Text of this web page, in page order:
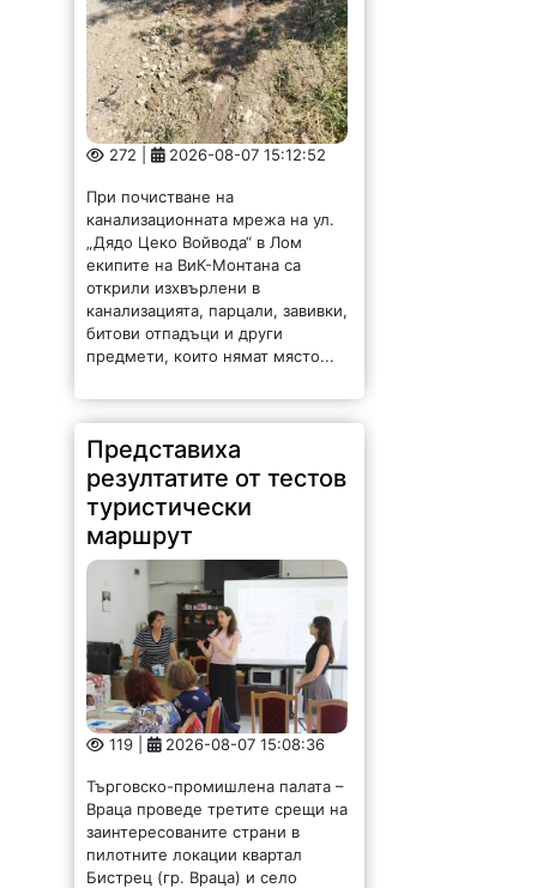
272 | 2026-08-07 15:12:52
При почистване на
канализационната мрежа на ул.
„Дядо Цеко Войвода“ в Лом
екипите на ВиК-Монтана са
открили изхвърлени в
канализацията, парцали, завивки,
битови отпадъци и други
предмети, които нямат място...
Представиха
резултатите от тестов
туристически
маршрут
119 | 2026-08-07 15:08:36
Търговско-промишлена палата –
Враца проведе третите срещи на
заинтересованите страни в
пилотните локации квартал
Бистрец (гр. Враца) и село